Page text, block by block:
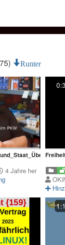
Runter
4 Jahre her